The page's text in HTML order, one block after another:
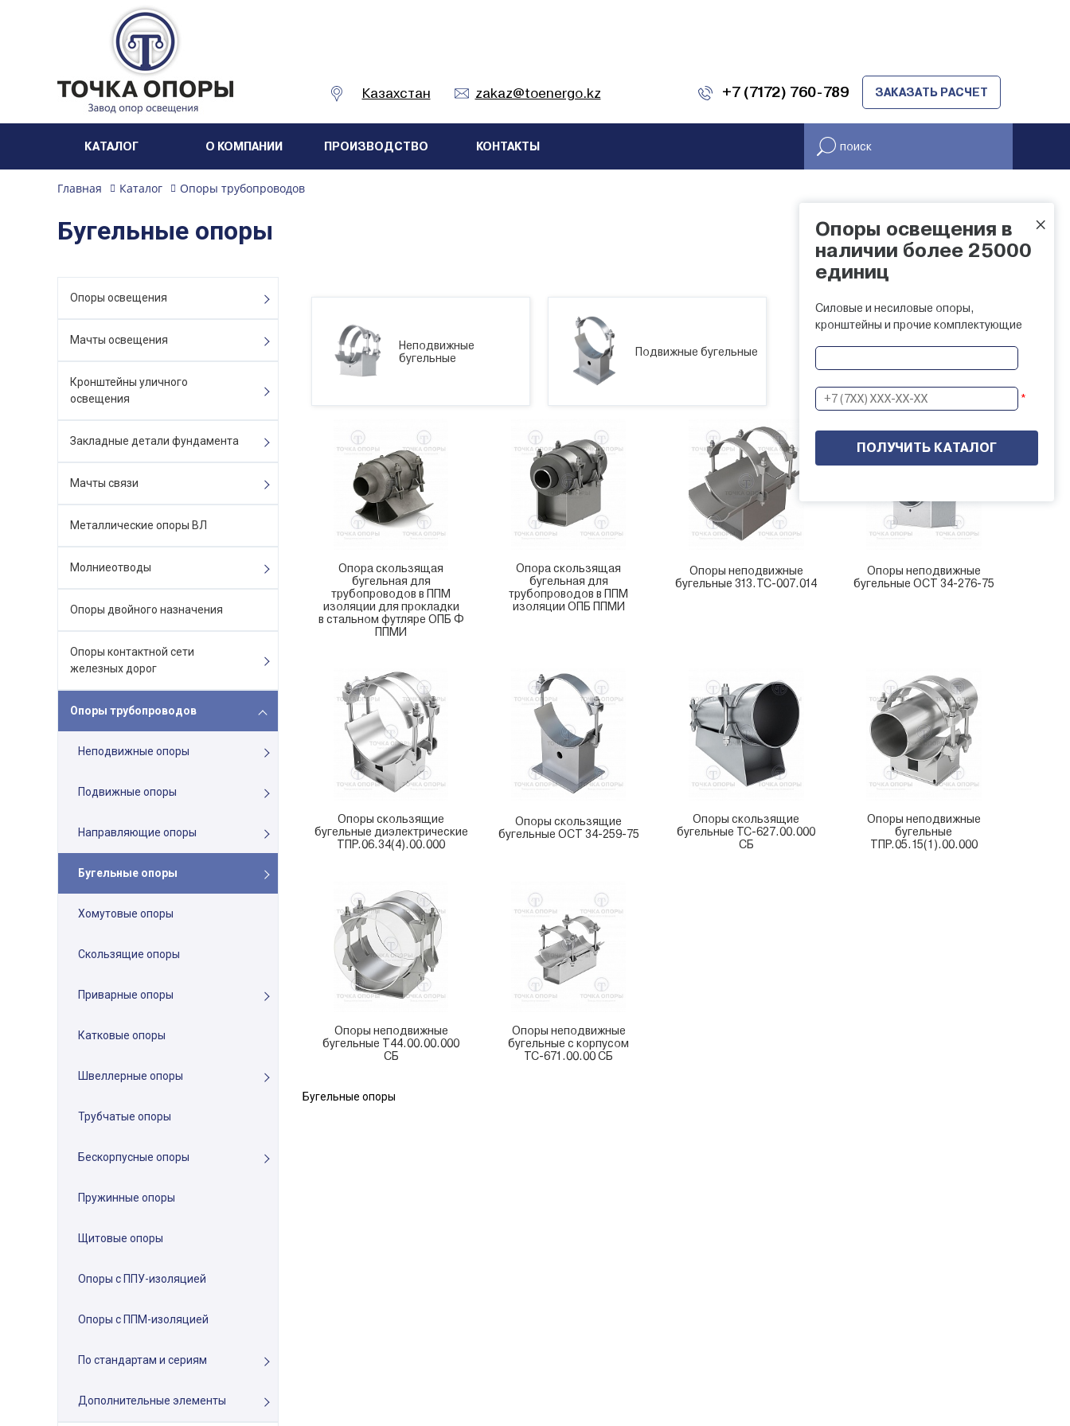
Казахстан zakaz@toenergo.kz +7 (7172) 760-789 ЗАКАЗАТЬ РАСЧЕТ
КАТАЛОГ О КОМПАНИИ ПРОИЗВОДСТВО КОНТАКТЫ
Главная Каталог Опоры трубопроводов
Бугельные опоры НАЛИЧИЕ НА СКЛАДЕ
Опоры освещения
Мачты освещения
Кронштейны уличного
освещения
Закладные детали фундамента
Мачты связи
Металлические опоры ВЛ
Молниеотводы
Опоры двойного назначения
Опоры контактной сети
железных дорог
Опоры трубопроводов
Неподвижные опоры
Подвижные опоры
Направляющие опоры
Бугельные опоры
Хомутовые опоры
Скользящие опоры
Приварные опоры
Катковые опоры
Швеллерные опоры
Трубчатые опоры
Бескорпусные опоры
Пружинные опоры
Щитовые опоры
Опоры с ППУ-изоляцией
Опоры с ППМ-изоляцией
По стандартам и сериям
Дополнительные элементы
Неподвижные
бугельные
Подвижные бугельные
Опора скользящая
бугельная для
трубопроводов в ППМ
изоляции для прокладки
в стальном футляре ОПБ Ф
ППМИ
Опора скользящая
бугельная для
трубопроводов в ППМ
изоляции ОПБ ППМИ
Опоры неподвижные
бугельные 313.ТС-007.014
Опоры неподвижные
бугельные ОСТ 34-276-75
Опоры скользящие
бугельные диэлектрические
ТПР.06.34(4).00.000
Опоры скользящие
бугельные ОСТ 34-259-75
Опоры скользящие
бугельные ТС-627.00.000
СБ
Опоры неподвижные
бугельные
ТПР.05.15(1).00.000
Опоры неподвижные
бугельные Т44.00.00.000
СБ
Опоры неподвижные
бугельные с корпусом
ТС-671.00.00 СБ
Бугельные опоры
×
Опоры освещения в
наличии более 25000
единиц
Силовые и несиловые опоры,
кронштейны и прочие комплектующие
*